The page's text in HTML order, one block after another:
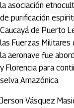
la asociación
de purificación
Caucayá de Puerto
las Fuerzas Militares
la aeronave fue
y Florencia para
selva Amazónica.
Jerson Vásquez